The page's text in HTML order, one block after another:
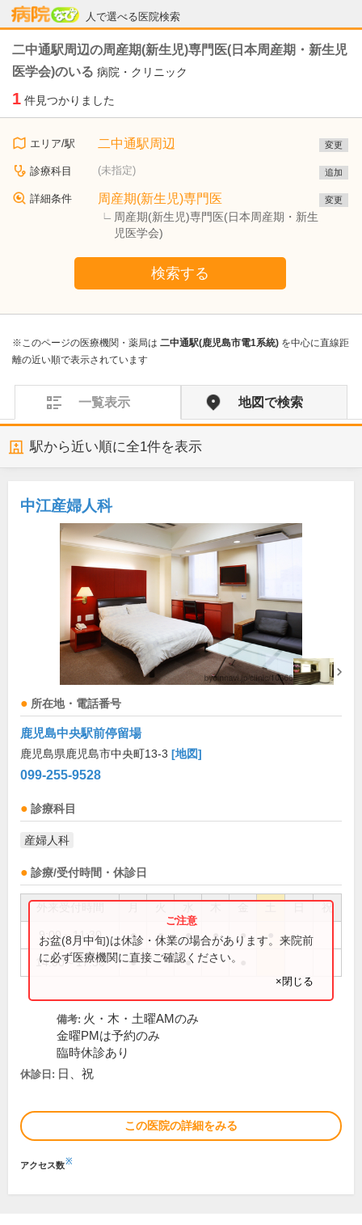
人で選べる医院検索
病院なび
二中通駅周辺の周産期(新生児)専門医(日本周産期・新生児
医学会)のいる 病院・クリニック
1 件見つかりました
エリア/駅 二中通駅周辺 変更
診療科目 (未指定) 追加
詳細条件 周産期(新生児)専門医
周産期(新生児)専門医(日本周産期・新生
児医学会)
変更
検索する
※このページの医療機関・薬局は 二中通駅(鹿児島市電1系統) を中心に直線距
離の近い順で表示されています
一覧表示 地図で検索
駅から近い順に全1件を表示
中江産婦人科
所在地・電話番号
鹿児島中央駅前停留場
鹿児島県鹿児島市中央町13-3 [地図]
099-255-9528
診療科目
産婦人科
診療/受付時間・休診日
祝
9:00～11:30 ● ● ● ● ●
14:00～17:30 ● ●
お盆(8月中旬)は休診・休業の場合があります。来院前
に必ず医療機関に直接ご確認ください。
×閉じる
備考: 火・木・土曜AMのみ
金曜PMは予約のみ
臨時休診あり
休診日: 日、祝
この医院の詳細をみる
アクセス数※